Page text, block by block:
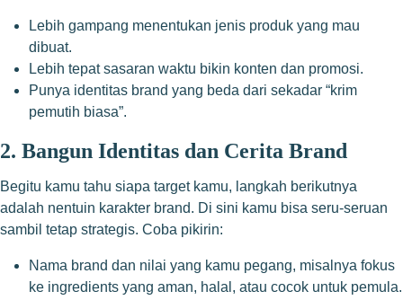
Lebih gampang menentukan jenis produk yang mau
dibuat.
Lebih tepat sasaran waktu bikin konten dan promosi.
Punya identitas brand yang beda dari sekadar “krim
pemutih biasa”.
2. Bangun Identitas dan Cerita Brand
Begitu kamu tahu siapa target kamu, langkah berikutnya
adalah nentuin karakter brand. Di sini kamu bisa seru-seruan
sambil tetap strategis. Coba pikirin:
Nama brand dan nilai yang kamu pegang, misalnya fokus
ke ingredients yang aman, halal, atau cocok untuk pemula.